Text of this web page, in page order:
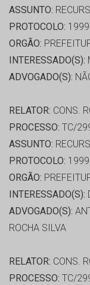
ASSUNTO:
PROTOCOLO:
ORGÃO:
INTERESSADO(S):
ADVOGADO(S):
RELATOR: CONS.
PROCESSO: TC/
ASSUNTO:
PROTOCOLO:
ORGÃO:
INTERESSADO(S):
ADVOGADO(S):
ROCHA SILVA
RELATOR: CONS.
PROCESSO: TC/